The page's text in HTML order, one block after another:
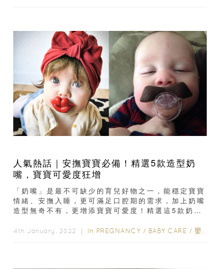
人氣熱話｜安撫寶寶必備！精選5款造型奶
嘴，寶寶可愛度狂增
「奶嘴」是最不可缺少的育兒好物之一，能穩定寶寶
情緒、安撫入睡，更可滿足口腔期的需求，加上奶嘴
造型無奇不有，更增添寶寶可愛度！精選這5款奶
4th January, 2022 ｜ In PREGNANCY / BABY CARE / 嬰兒用品及衣物